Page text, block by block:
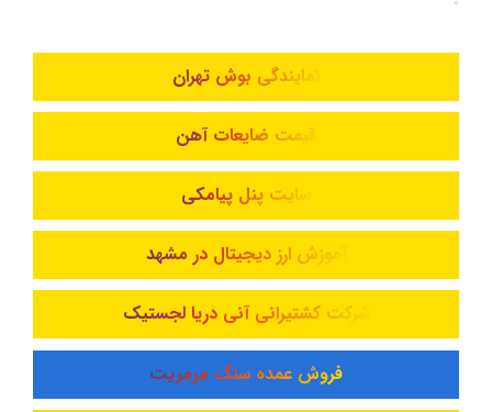
نمایندگی بوش تهران
قیمت ضایعات آهن
سایت پنل پیامکی
آموزش ارز دیجیتال در مشهد
شرکت کشتیرانی آنی دریا لجستیک
فروش عمده سنگ مرمریت